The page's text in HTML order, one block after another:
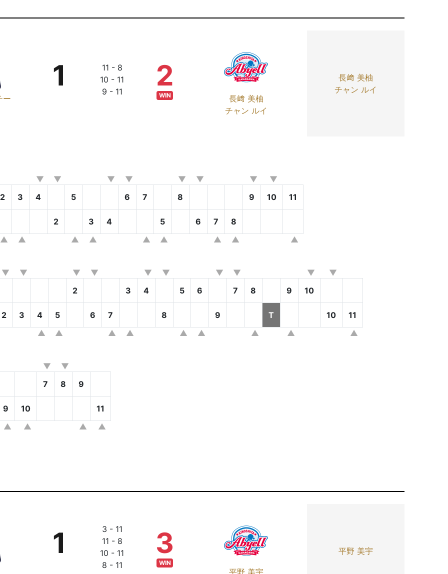
ー
1
11 - 8
10 - 11
9 - 11
長﨑 美柚
チャン ルイ
2
WIN
長﨑 美柚
チャン ルイ
2 3 4 5 6 7 8 9 10 11
2 3 4 5 6 7 8
2 3 4 5 6 7 8 9 10
2 3 4 5 6 7 8 9 T 10 11
7 8 9
9 10 11
1
3 - 11
11 - 8
10 - 11
8 - 11
3
WIN
平野 美宇